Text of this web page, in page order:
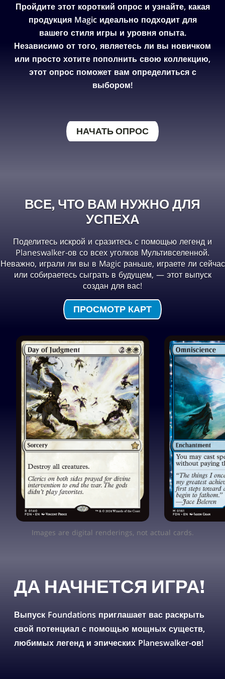
Пройдите этот короткий опрос и узнайте, какая
продукция Magic идеально подходит для
вашего стиля игры и уровня опыта.
Независимо от того, являетесь ли вы новичком
или просто хотите пополнить свою коллекцию,
этот опрос поможет вам определиться с
выбором!
НАЧАТЬ ОПРОС
ВСЕ, ЧТО ВАМ НУЖНО ДЛЯ
УСПЕХА
Поделитесь искрой и сразитесь с помощью легенд и
Planeswalker-ов со всех уголков Мультивселенной.
Неважно, играли ли вы в Magic раньше, играете ли сейчас
или собираетесь сыграть в будущем, — этот выпуск
создан для вас!
ПРОСМОТР КАРТ
Images are digital renderings, not actual cards.
ДА НАЧНЕТСЯ ИГРА!
Выпуск Foundations приглашает вас раскрыть
свой потенциал с помощью мощных существ,
любимых легенд и эпических Planeswalker-ов!